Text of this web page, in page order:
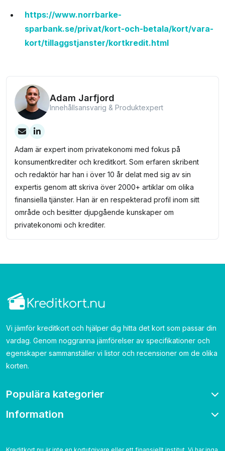
https://www.norrbarke-
sparbank.se/privat/kort-och-betala/kort/vara-
kort/tillaggstjanster/kortkredit.html
Adam Jarfjord
Innehållsansvarig & Produktexpert
Adam är expert inom privatekonomi med fokus på
konsumentkrediter och kreditkort. Som erfaren skribent
och redaktör har han i över 10 år delat med sig av sin
expertis genom att skriva över 2000+ artiklar om olika
finansiella tjänster. Han är en respekterad profil inom sitt
område och besitter djupgående kunskaper om
privatekonomi och krediter.
Vi jämför kreditkort och hjälper dig hitta det kort som passar din
vardag. Genom noggranna jämförelser av specifikationer och
egenskaper sammanställer vi listor och recensioner om de olika
korten.
Populära kategorier
Bonuskort
Information